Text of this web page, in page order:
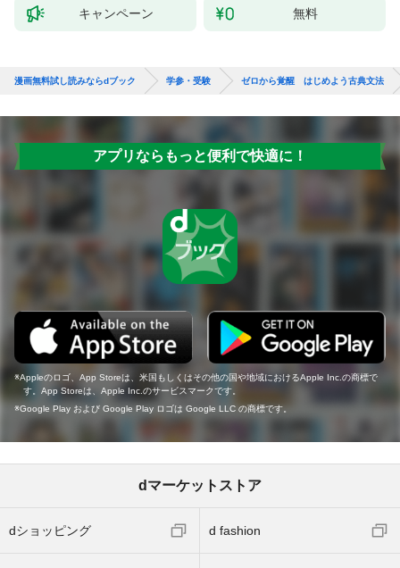
キャンペーン 無料
漫画無料試し読みならdブック 学参・受験 ゼロから覚醒 はじめよう古典文法
アプリならもっと便利で快適に！
Appleのロゴ、App Storeは、米国もしくはその他の国や地域におけるApple Inc.の商標で
す。App Storeは、Apple Inc.のサービスマークです。
Google Play および Google Play ロゴは Google LLC の商標です。
dマーケットストア
dショッピング d fashion